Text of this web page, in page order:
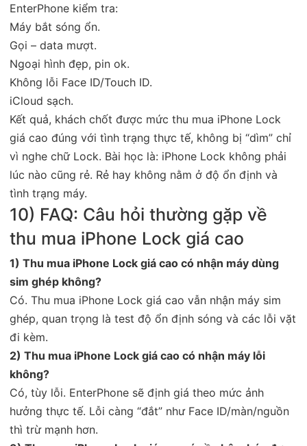
EnterPhone kiểm tra:
Máy bắt sóng ổn.
Gọi – data mượt.
Ngoại hình đẹp, pin ok.
Không lỗi Face ID/Touch ID.
iCloud sạch.
Kết quả, khách chốt được mức thu mua iPhone Lock
giá cao đúng với tình trạng thực tế, không bị “dìm” chỉ
vì nghe chữ Lock. Bài học là: iPhone Lock không phải
lúc nào cũng rẻ. Rẻ hay không nằm ở độ ổn định và
tình trạng máy.
10) FAQ: Câu hỏi thường gặp về
thu mua iPhone Lock giá cao
1) Thu mua iPhone Lock giá cao có nhận máy dùng
sim ghép không?
Có. Thu mua iPhone Lock giá cao vẫn nhận máy sim
ghép, quan trọng là test độ ổn định sóng và các lỗi vặt
đi kèm.
2) Thu mua iPhone Lock giá cao có nhận máy lỗi
không?
Có, tùy lỗi. EnterPhone sẽ định giá theo mức ảnh
hưởng thực tế. Lỗi càng “đắt” như Face ID/màn/nguồn
thì trừ mạnh hơn.